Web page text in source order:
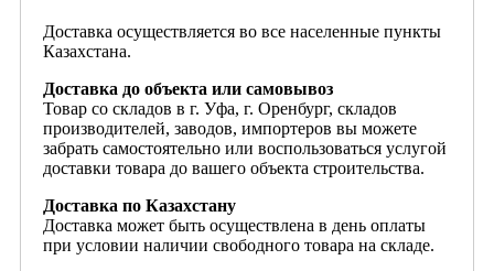
Доставка осуществляется во все населенные пункты
Казахстана.
Доставка до объекта или самовывоз
Товар со складов в г. Уфа, г. Оренбург, складов
производителей, заводов, импортеров вы можете
забрать самостоятельно или воспользоваться услугой
доставки товара до вашего объекта строительства.
Доставка по Казахстану
Доставка может быть осуществлена в день оплаты
при условии наличии свободного товара на складе.